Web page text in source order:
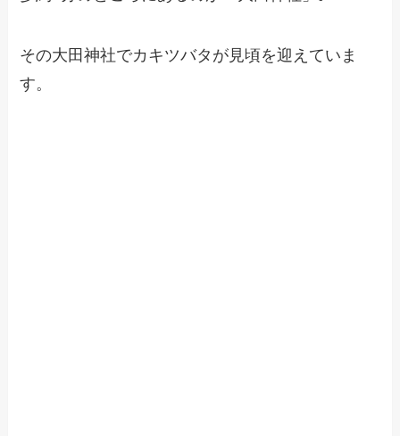
その大田神社でカキツバタが見頃を迎えていま
す。